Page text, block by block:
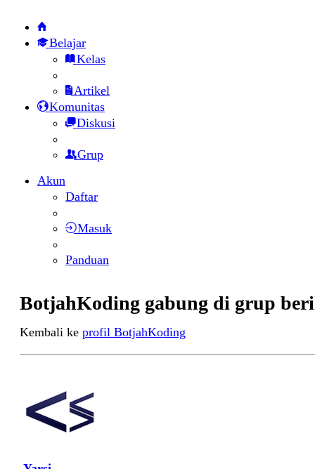
Belajar
Kelas
Artikel
Komunitas
Diskusi
Grup
Akun
Daftar
Masuk
Panduan
BotjahKoding gabung di grup
Kembali ke profil BotjahKoding